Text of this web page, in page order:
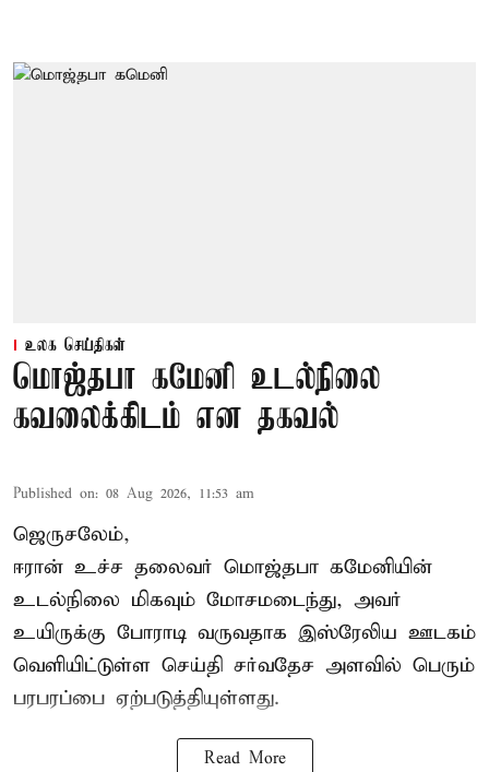
உலக செய்திகள்
மொஜ்தபா கமேனி உடல்நிலை
கவலைக்கிடம் என தகவல்
Published on: 08 Aug 2026, 11:53 am
ஜெருசலேம்,
ஈரான் உச்ச தலைவர் மொஜ்தபா கமேனியின்
உடல்நிலை மிகவும் மோசமடைந்து, அவர்
உயிருக்கு போராடி வருவதாக இஸ்ரேலிய ஊடகம்
வெளியிட்டுள்ள செய்தி சர்வதேச அளவில் பெரும்
பரபரப்பை ஏற்படுத்தியுள்ளது.
Read More